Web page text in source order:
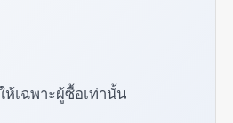
เฉพาะผู้ซื้อเท่านั้น